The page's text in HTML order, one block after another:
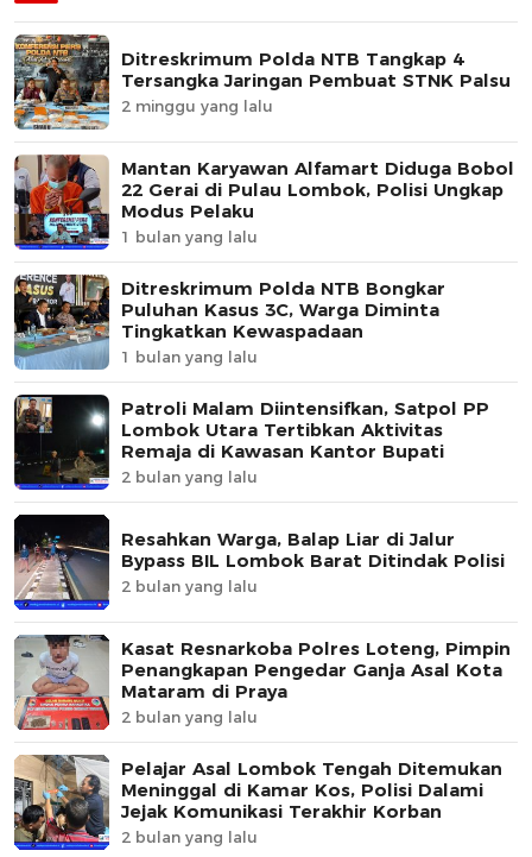
Ditreskrimum Polda NTB Tangkap 4
Tersangka Jaringan Pembuat STNK Palsu
2 minggu yang lalu
Mantan Karyawan Alfamart Diduga Bobol
22 Gerai di Pulau Lombok, Polisi Ungkap
Modus Pelaku
1 bulan yang lalu
Ditreskrimum Polda NTB Bongkar
Puluhan Kasus 3C, Warga Diminta
Tingkatkan Kewaspadaan
1 bulan yang lalu
Patroli Malam Diintensifkan, Satpol PP
Lombok Utara Tertibkan Aktivitas
Remaja di Kawasan Kantor Bupati
2 bulan yang lalu
Resahkan Warga, Balap Liar di Jalur
Bypass BIL Lombok Barat Ditindak Polisi
2 bulan yang lalu
Kasat Resnarkoba Polres Loteng, Pimpin
Penangkapan Pengedar Ganja Asal Kota
Mataram di Praya
2 bulan yang lalu
Pelajar Asal Lombok Tengah Ditemukan
Meninggal di Kamar Kos, Polisi Dalami
Jejak Komunikasi Terakhir Korban
2 bulan yang lalu